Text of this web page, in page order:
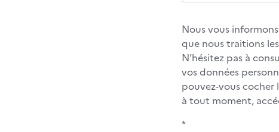
Nous vous
que nous traitions
N’hésitez pas à
vos données
pouvez-vous cocher
à tout moment,
*